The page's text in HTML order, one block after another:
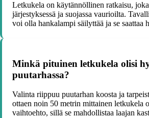
Letkukela on käytännöllinen ratkaisu,
järjestyksessä ja suojassa vaurioilta.
voi olla hankalampi säilyttää ja se saattaa
Minkä pituinen letkukela olisi
puutarhassa?
Valinta riippuu puutarhan koosta ja
ottaen noin 50 metrin mittainen letkukela
vaihtoehto, sillä se mahdollistaa laajan